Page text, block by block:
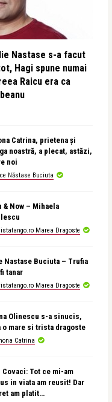
Două
Ce rochie
Nastase s-a facut
Hagi spune numai
Raicu era ca
Catrina, prietena și
noastră, a plecat, astăzi,
noi
Năstase Buciuta
& Now – Mihaela
Marea Dragoste
Nastase Buciuta – Trufia
tanar
Marea Dragoste
Olinescu s-a sinucis,
o mare si trista dragoste
Catrina
Covaci: Tot ce mi-am
in viata am reusit! Dar
am platit…